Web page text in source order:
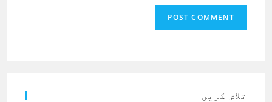
تلاش کریں